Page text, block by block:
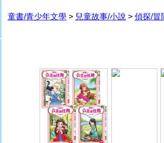
童書/青少年文學 > 兒童故事/小說 > 偵探/冒